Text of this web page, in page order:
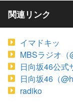
関連リンク
イマドキッ
MBSラジオ（
日向坂46公式
日向坂46（
radiko